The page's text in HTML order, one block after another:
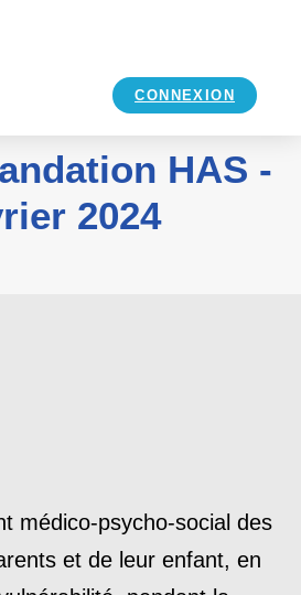
CONNEXION
HAS -
2024
médico-psycho-social des
et de leur enfant, en